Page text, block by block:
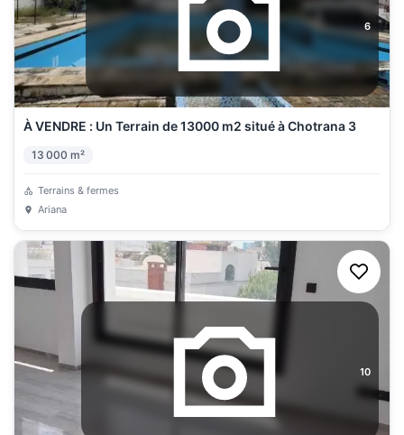
6
À VENDRE : Un Terrain de 13000 m2 situé à Chotrana 3
13 000 m²
Terrains & fermes
Ariana
10